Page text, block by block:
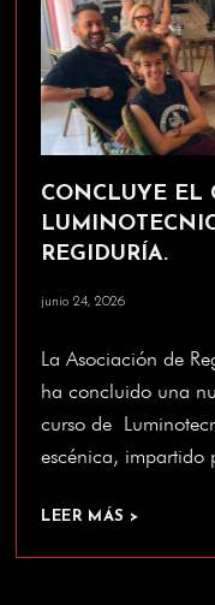
CONCLUYE EL
REGIDURÍA.
junio 24, 2026
La Asociación de
ha concluido una
curso de
escénica, impartido
LEER MÁS >